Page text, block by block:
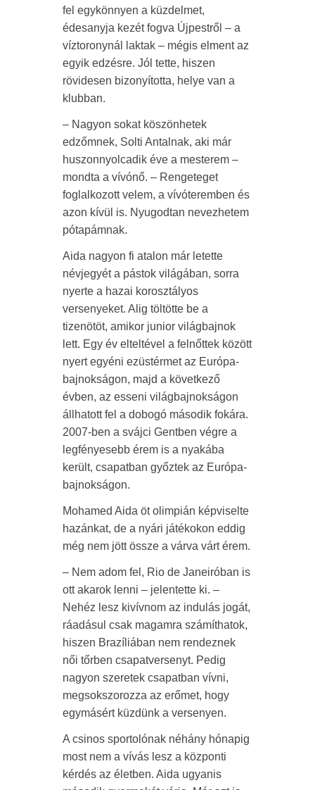
fel egykönnyen a küzdelmet,
édesanyja kezét fogva Újpestről – a
víztoronynál laktak – mégis elment az
egyik edzésre. Jól tette, hiszen
rövidesen bizonyította, helye van a
klubban.
– Nagyon sokat köszönhetek
edzőmnek, Solti Antalnak, aki már
huszonnyolcadik éve a mesterem –
mondta a vívónő. – Rengeteget
foglalkozott velem, a vívóteremben és
azon kívül is. Nyugodtan nevezhetem
pótapámnak.
Aida nagyon fi atalon már letette
névjegyét a pástok világában, sorra
nyerte a hazai korosztályos
versenyeket. Alig töltötte be a
tizenötöt, amikor junior világbajnok
lett. Egy év elteltével a felnőttek között
nyert egyéni ezüstérmet az Európa-
bajnokságon, majd a következő
évben, az esseni világbajnokságon
állhatott fel a dobogó második fokára.
2007-ben a svájci Gentben végre a
legfényesebb érem is a nyakába
került, csapatban győztek az Európa-
bajnokságon.
Mohamed Aida öt olimpián képviselte
hazánkat, de a nyári játékokon eddig
még nem jött össze a várva várt érem.
– Nem adom fel, Rio de Janeiróban is
ott akarok lenni – jelentette ki. –
Nehéz lesz kivívnom az indulás jogát,
ráadásul csak magamra számíthatok,
hiszen Brazíliában nem rendeznek
női tőrben csapatversenyt. Pedig
nagyon szeretek csapatban vívni,
megsokszorozza az erőmet, hogy
egymásért küzdünk a versenyen.
A csinos sportolónak néhány hónapig
most nem a vívás lesz a központi
kérdés az életben. Aida ugyanis